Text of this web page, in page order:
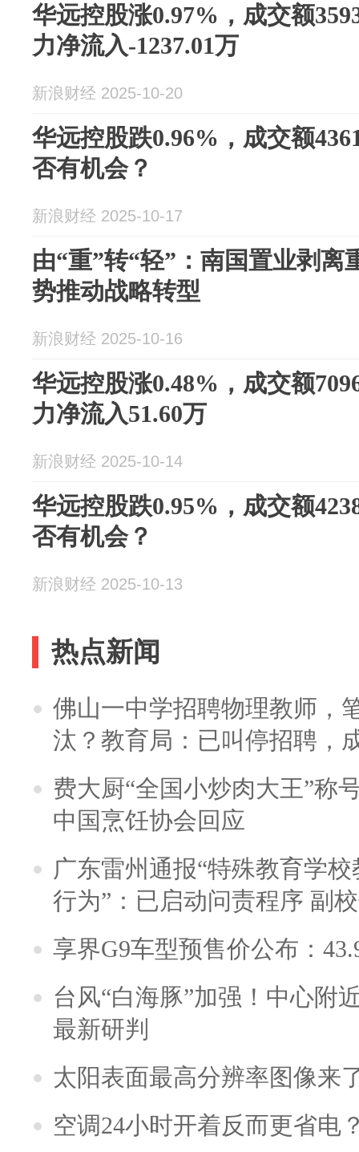
华远控股涨0.97%，成交额
力净流入-1237.01万
新浪财经 2025-10-20
华远控股跌0.96%，成交额
否有机会？
新浪财经 2025-10-17
由“重”转“轻”：南国置业剥离
势推动战略转型
新浪财经 2025-10-16
华远控股涨0.48%，成交额
力净流入51.60万
新浪财经 2025-10-14
华远控股跌0.95%，成交额
否有机会？
新浪财经 2025-10-13
热点新闻
佛山一中学招聘物理教师，
汰？教育局：已叫停招聘，
费大厨“全国小炒肉大王”称
中国烹饪协会回应
广东雷州通报“特殊教育学
行为”：已启动问责程序 副
享界G9车型预售价公布：
台风“白海豚”加强！中心附
最新研判
太阳表面最高分辨率图像来
空调24小时开着反而更省电